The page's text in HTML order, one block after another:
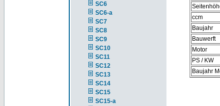
SC6
SC6-a
SC7
SC8
SC9
SC10
SC11
SC12
SC13
SC14
SC15
SC15-a
ccm
Baujahr
Bauwerft
Motor
PS / KW
Baujahr